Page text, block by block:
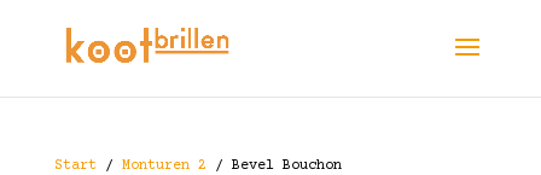
Start/ Monturen 2 / Bevel Bouchon